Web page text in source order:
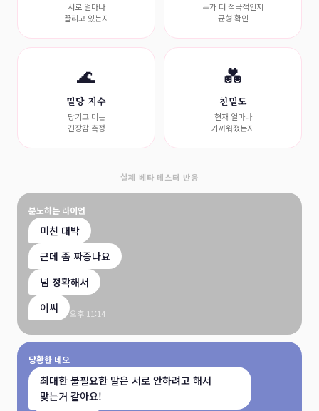
서로 얼마나
끌리고 있는지
누가 더 적극적인지
균형 확인
🌊
밀당 지수
당기고 미는
긴장감 측정
💑
친밀도
현재 얼마나
가까워졌는지
실제 베타 테스터 반응
분노하는 라이언
미친 대박
근데 좀 짜증나요
넘 정확해서
이씨
오후 11:14
당황한 네오
최대한 불필요한 말은 서로 안하려고 해서
맞는거 같아요!